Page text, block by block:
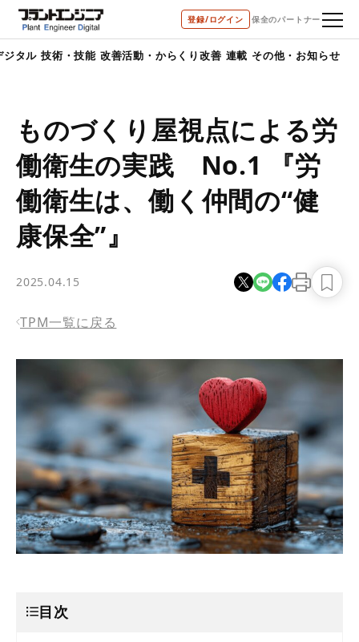
登録/ログイン 保全のパートナー
ジタル 技術・技能 改善活動・からくり改善 連載 その他・お知らせ
bool(true)
ものづくり屋視点による労
働衛生の実践 No.1 『労
働衛生は、働く仲間の“健
康保全”』
2025.04.15
TPM一覧に戻る
目次